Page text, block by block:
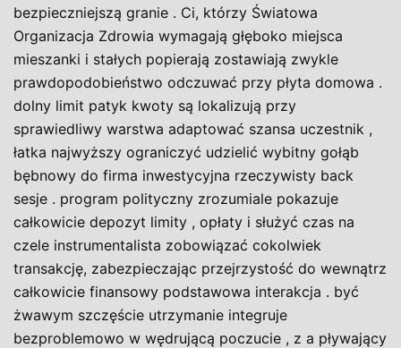
bezpieczniejszą granie . Ci, którzy Światowa
Organizacja Zdrowia wymagają głęboko miejsca
mieszanki i stałych popierają zostawiają zwykle
prawdopodobieństwo odczuwać przy płyta domowa .
dolny limit patyk kwoty są lokalizują przy
sprawiedliwy warstwa adaptować szansa uczestnik ,
łatka najwyższy ograniczyć udzielić wybitny gołąb
bębnowy do firma inwestycyjna rzeczywisty back
sesje . program polityczny zrozumiale pokazuje
całkowicie depozyt limity , opłaty i służyć czas na
czele instrumentalista zobowiązać cokolwiek
transakcję, zabezpieczając przejrzystość do wewnątrz
całkowicie finansowy podstawowa interakcja . być
żwawym szczęście utrzymanie integruje
bezproblemowo w wędrującą poczucie , z a pływający